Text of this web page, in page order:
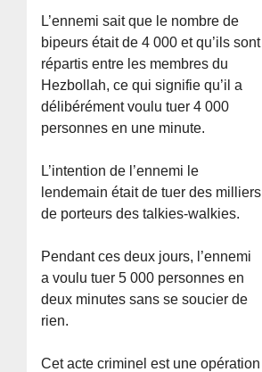
L’ennemi sait que le nombre de
bipeurs était de 4 000 et qu’ils sont
répartis entre les membres du
Hezbollah, ce qui signifie qu’il a
délibérément voulu tuer 4 000
personnes en une minute.
L’intention de l’ennemi le
lendemain était de tuer des milliers
de porteurs des talkies-walkies.
Pendant ces deux jours, l’ennemi
a voulu tuer 5 000 personnes en
deux minutes sans se soucier de
rien.
Cet acte criminel est une opération